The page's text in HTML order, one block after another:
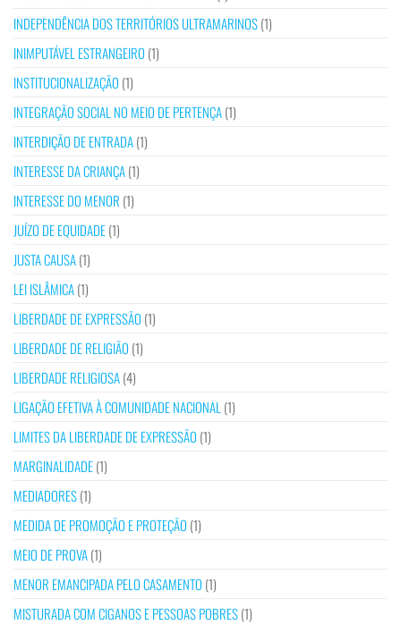
INDEPENDÊNCIA DOS TERRITÓRIOS ULTRAMARINOS(1)
INIMPUTÁVEL ESTRANGEIRO (1)
INSTITUCIONALIZAÇÃO (1)
INTEGRAÇÃO SOCIAL NO MEIO DE PERTENÇA(1)
INTERDIÇÃO DE ENTRADA(1)
INTERESSE DA CRIANÇA(1)
INTERESSE DO MENOR (1)
JUÍZO DE EQUIDADE(1)
JUSTA CAUSA(1)
LEI ISLÂMICA(1)
LIBERDADE DE EXPRESSÃO (1)
LIBERDADE DE RELIGIÃO (1)
LIBERDADE RELIGIOSA(4)
LIGAÇÃO EFETIVA À COMUNIDADE NACIONAL (1)
LIMITES DA LIBERDADE DE EXPRESSÃO (1)
MARGINALIDADE(1)
MEDIADORES(1)
MEDIDA DE PROMOÇÃO E PROTEÇÃO (1)
MEIO DE PROVA(1)
MENOR EMANCIPADA PELO CASAMENTO (1)
MISTURADA COM CIGANOS E PESSOAS POBRES(1)